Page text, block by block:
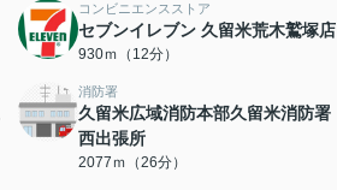
コンビニエンスストア
セブンイレブン 久留米荒木鷲塚店
930ｍ（12分）
消防署
久留米広域消防本部久留米消防署
西出張所
2077ｍ（26分）